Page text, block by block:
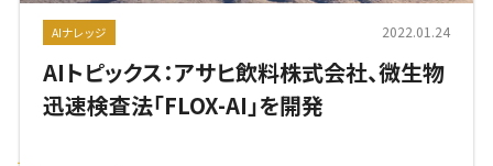
AIナレッジ 2022.01.24
AIトピックス：アサヒ飲料株式会社、微生物
迅速検査法「FLOX-AI」を開発